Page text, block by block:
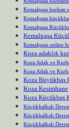
Kemalpaşa kurban
Kemalpaşa
Kemalpaşa
Kemalpaşa
Kemalpaşa online
Koza adaklık
Koza Adak ve
Koza Adak ve
Koza Büyükbaş
Koza Kesimhane
Koza Küçükbaş
Küçükhalkalı
Küçükhalkalı
Küçükhalkalı